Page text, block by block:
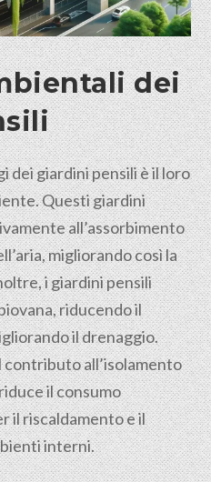
dei
dei giardini pensili è il loro
Questi giardini
all’assorbimento
migliorando così la
i giardini pensili
riducendo il
il drenaggio.
all’isolamento
il consumo
il riscaldamento e il
interni.